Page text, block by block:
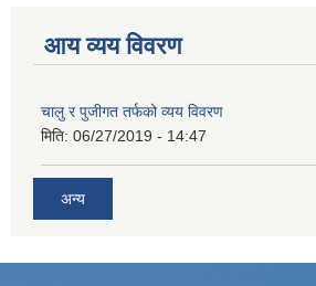
आय व्यय विवरण
चालु र पुजीगत तर्फको व्यय विवरण
मिति: 06/27/2019 - 14:47
अन्य